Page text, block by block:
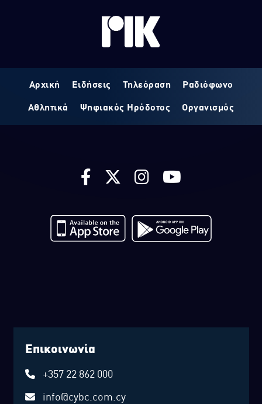
Αρχική Ειδήσεις Τηλεόραση Ραδιόφωνο
Αθλητικά Ψηφιακός Ηρόδοτος Οργανισμός
Επικοινωνία
+357 22 862 000
info@cybc.com.cy